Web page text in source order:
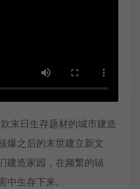
末日生存题材的城市建造
爆之后的末世建立新文
建造家园，在频繁的辐
中生存下来。